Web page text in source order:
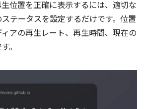
位置を正確に表示するには、適切な
テータスを設定するだけです。位置
アの再生レート、再生時間、現在の
。